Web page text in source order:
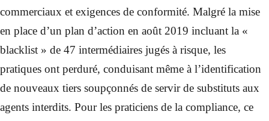
commerciaux et exigences de conformité. Malgré la mise
en place d’un plan d’action en août 2019 incluant la «
blacklist » de 47 intermédiaires jugés à risque, les
pratiques ont perduré, conduisant même à l’identification
de nouveaux tiers soupçonnés de servir de substituts aux
agents interdits. Pour les praticiens de la compliance, ce